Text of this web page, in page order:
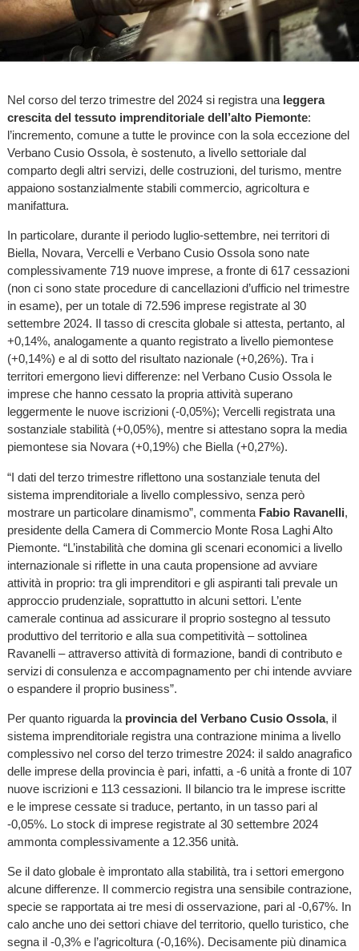
Nel corso del terzo trimestre del 2024 si registra una leggera
crescita del tessuto imprenditoriale dell’alto Piemonte:
l’incremento, comune a tutte le province con la sola eccezione del
Verbano Cusio Ossola, è sostenuto, a livello settoriale dal
comparto degli altri servizi, delle costruzioni, del turismo, mentre
appaiono sostanzialmente stabili commercio, agricoltura e
manifattura.
In particolare, durante il periodo luglio-settembre, nei territori di
Biella, Novara, Vercelli e Verbano Cusio Ossola sono nate
complessivamente 719 nuove imprese, a fronte di 617 cessazioni
(non ci sono state procedure di cancellazioni d’ufficio nel trimestre
in esame), per un totale di 72.596 imprese registrate al 30
settembre 2024. Il tasso di crescita globale si attesta, pertanto, al
+0,14%, analogamente a quanto registrato a livello piemontese
(+0,14%) e al di sotto del risultato nazionale (+0,26%). Tra i
territori emergono lievi differenze: nel Verbano Cusio Ossola le
imprese che hanno cessato la propria attività superano
leggermente le nuove iscrizioni (-0,05%); Vercelli registrata una
sostanziale stabilità (+0,05%), mentre si attestano sopra la media
piemontese sia Novara (+0,19%) che Biella (+0,27%).
“I dati del terzo trimestre riflettono una sostanziale tenuta del
sistema imprenditoriale a livello complessivo, senza però
mostrare un particolare dinamismo”, commenta Fabio Ravanelli,
presidente della Camera di Commercio Monte Rosa Laghi Alto
Piemonte. “L’instabilità che domina gli scenari economici a livello
internazionale si riflette in una cauta propensione ad avviare
attività in proprio: tra gli imprenditori e gli aspiranti tali prevale un
approccio prudenziale, soprattutto in alcuni settori. L’ente
camerale continua ad assicurare il proprio sostegno al tessuto
produttivo del territorio e alla sua competitività – sottolinea
Ravanelli – attraverso attività di formazione, bandi di contributo e
servizi di consulenza e accompagnamento per chi intende avviare
o espandere il proprio business”.
Per quanto riguarda la provincia del Verbano Cusio Ossola, il
sistema imprenditoriale registra una contrazione minima a livello
complessivo nel corso del terzo trimestre 2024: il saldo anagrafico
delle imprese della provincia è pari, infatti, a -6 unità a fronte di 107
nuove iscrizioni e 113 cessazioni. Il bilancio tra le imprese iscritte
e le imprese cessate si traduce, pertanto, in un tasso pari al
-0,05%. Lo stock di imprese registrate al 30 settembre 2024
ammonta complessivamente a 12.356 unità.
Se il dato globale è improntato alla stabilità, tra i settori emergono
alcune differenze. Il commercio registra una sensibile contrazione,
specie se rapportata ai tre mesi di osservazione, pari al -0,67%. In
calo anche uno dei settori chiave del territorio, quello turistico, che
segna il -0,3% e l’agricoltura (-0,16%). Decisamente più dinamica